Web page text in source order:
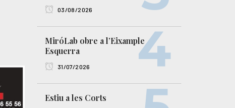
03/08/2026
MiróLab obre a l’Eixample
Esquerra
31/07/2026
Estiu a les Corts